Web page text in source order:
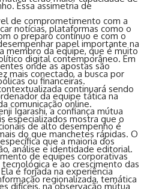
notícias, plataformas como o
papel importante na
digital contemporâneo. Em
mais conectado, a busca por
continuará sendo
comunicação online.
especializados mostra que o
do que manchetes rápidas. O
análise e identidade editorial.
e ao crescimento das
regionalizada, temática
Essa assimetria de
de comprometimento com a
o preparo contínuo e com o
membro da equipe, que é muito
onde as apostas são
ou financeiras.
da equipe tática na
Igarashi, a confiança mútua
de alto desempenho é
que a maioria dos
de equipes corporativas
é forjada na experiência
difíceis, na observação mútua